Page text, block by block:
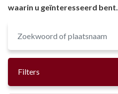
waarin u geïnteresseerd bent.
Filters